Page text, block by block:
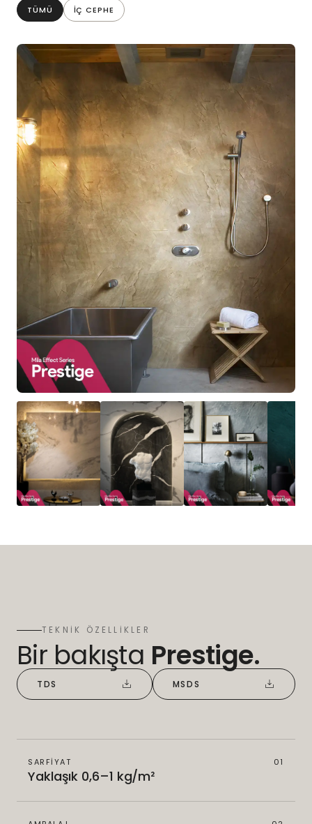
TÜMÜ İÇ CEPHE
TEKNİK ÖZELLİKLER
Bir bakışta Prestige.
TDS MSDS
SARFİYAT 01
Yaklaşık 0,6–1 kg/m²